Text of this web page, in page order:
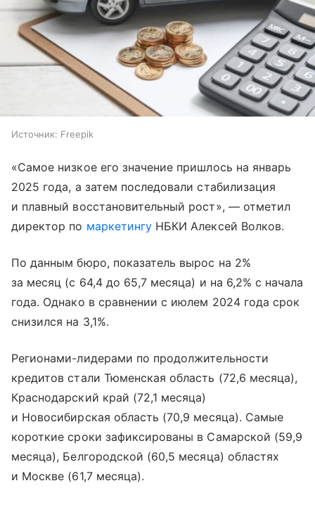
Источник: Freepik
«Самое низкое его значение пришлось на январь
2025 года, а затем последовали стабилизация
и плавный восстановительный рост», — отметил
директор по маркетингу НБКИ Алексей Волков.
По данным бюро, показатель вырос на 2%
за месяц (с 64,4 до 65,7 месяца) и на 6,2% с начала
года. Однако в сравнении с июлем 2024 года срок
снизился на 3,1%.
Регионами-лидерами по продолжительности
кредитов стали Тюменская область (72,6 месяца),
Краснодарский край (72,1 месяца)
и Новосибирская область (70,9 месяца). Самые
короткие сроки зафиксированы в Самарской (59,9
месяца), Белгородской (60,5 месяца) областях
и Москве (61,7 месяца).